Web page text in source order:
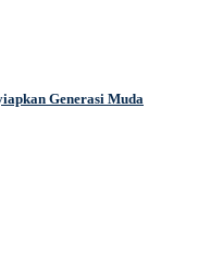
Generasi Muda